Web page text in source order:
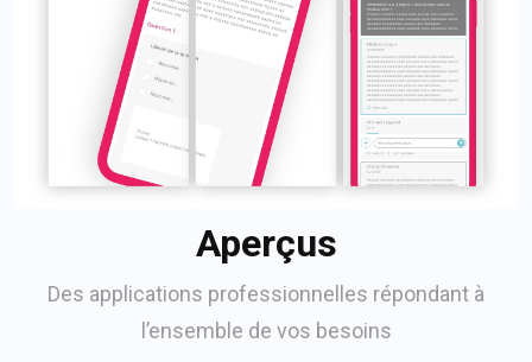
Aperçus
Des applications professionnelles répondant à
l’ensemble de vos besoins